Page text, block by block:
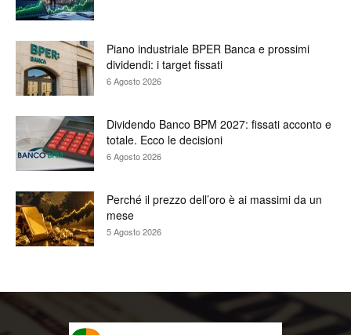
Piano industriale BPER Banca e prossimi
dividendi: i target fissati
6 Agosto 2026
Dividendo Banco BPM 2027: fissati acconto e
totale. Ecco le decisioni
6 Agosto 2026
Perché il prezzo dell’oro è ai massimi da un
mese
5 Agosto 2026